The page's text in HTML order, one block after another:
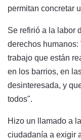
permitan concretar
Se refirió a la labor
derechos
trabajo que están
en los barrios, en
desinteresada, y
todos".
Hizo un llamado a
ciudadanía a exigir